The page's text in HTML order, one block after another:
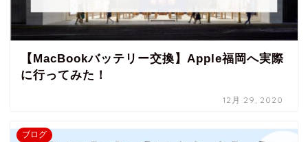
【MacBookバッテリー交換】Apple福岡へ実際
に行ってみた！
12月 29, 2020
ブログ